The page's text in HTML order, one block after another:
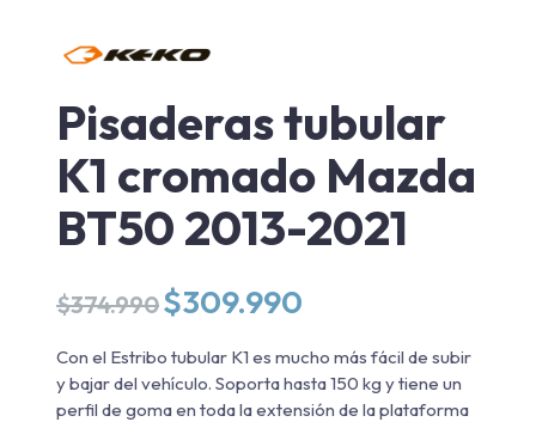
Pisaderas tubular
K1 cromado Mazda
BT50 2013-2021
$374.990 El
precio
original
era:
$374.990.
$309.990
actual
es:
$309.990.
Con el Estribo tubular K1 es mucho más fácil de subir
y bajar del vehículo. Soporta hasta 150 kg y tiene un
perfil de goma en toda la extensión de la plataforma